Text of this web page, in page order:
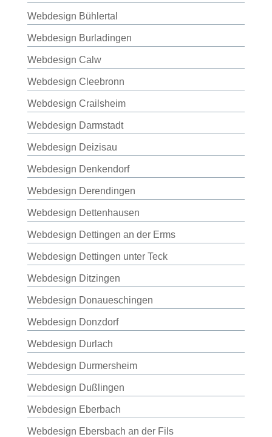
Webdesign Bühlertal
Webdesign Burladingen
Webdesign Calw
Webdesign Cleebronn
Webdesign Crailsheim
Webdesign Darmstadt
Webdesign Deizisau
Webdesign Denkendorf
Webdesign Derendingen
Webdesign Dettenhausen
Webdesign Dettingen an der Erms
Webdesign Dettingen unter Teck
Webdesign Ditzingen
Webdesign Donaueschingen
Webdesign Donzdorf
Webdesign Durlach
Webdesign Durmersheim
Webdesign Dußlingen
Webdesign Eberbach
Webdesign Ebersbach an der Fils